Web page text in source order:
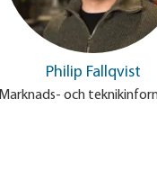
Philip Fallqvist
Marknads- och